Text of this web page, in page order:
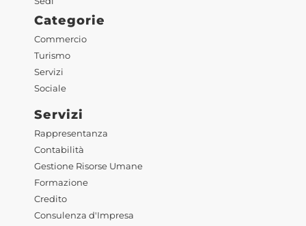
Categorie
Commercio
Turismo
Servizi
Sociale
Servizi
Rappresentanza
Contabilità
Gestione Risorse Umane
Formazione
Credito
Consulenza d'Impresa